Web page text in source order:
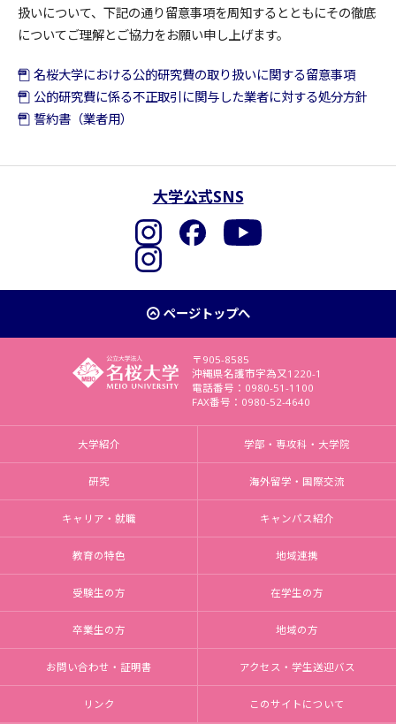
扱いについて、下記の通り留意事項を周知するとともにその徹底
についてご理解とご協力をお願い申し上げます。
名桜大学における公的研究費の取り扱いに関する留意事項
公的研究費に係る不正取引に関与した業者に対する処分方針
誓約書（業者用）
大学公式SNS
Instagram
FacebookYouTube
ページトップへ
〒905-8585
沖縄県名護市字為又1220-1
電話番号：0980-51-1100
FAX番号：0980-52-4640
大学紹介 学部・専攻科・大学院
研究 海外留学・国際交流
キャリア・就職 キャンパス紹介
教育の特色 地域連携
受験生の方 在学生の方
卒業生の方 地域の方
お問い合わせ・証明書 アクセス・学生送迎バス
リンク このサイトについて